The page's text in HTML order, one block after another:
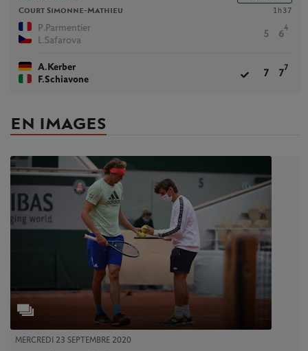
Court Simonne-Mathieu 1h37
P.Parmentier
L.Safarova
5 6
4
A.Kerber
F.Schiavone
7 7
7
EN IMAGES
MERCREDI 23 SEPTEMBRE 2020